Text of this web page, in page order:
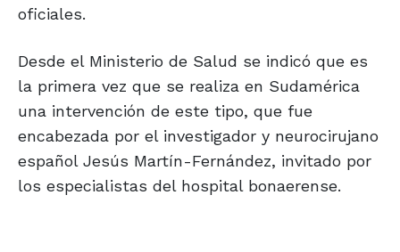
oficiales.
Desde el Ministerio de Salud se indicó que es
la primera vez que se realiza en Sudamérica
una intervención de este tipo, que fue
encabezada por el investigador y neurocirujano
español Jesús Martín-Fernández, invitado por
los especialistas del hospital bonaerense.